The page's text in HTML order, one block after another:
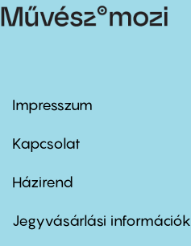
Footer
first
Impresszum
Kapcsolat
Footer
second
Házirend
Jegyvásárlási információk